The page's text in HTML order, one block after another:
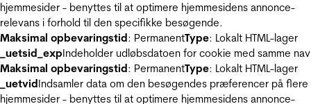
hjemmesider - benyttes til at optimere hjemmesidens annonce-
relevans i forhold til den specifikke besøgende.
Maksimal opbevaringstid: PermanentType: Lokalt HTML-lager
_uetsid_expIndeholder udløbsdatoen for cookie med samme
Maksimal opbevaringstid: PermanentType: Lokalt HTML-lager
_uetvidIndsamler data om den besøgendes præferencer på flere
hjemmesider - benyttes til at optimere hjemmesidens annonce-